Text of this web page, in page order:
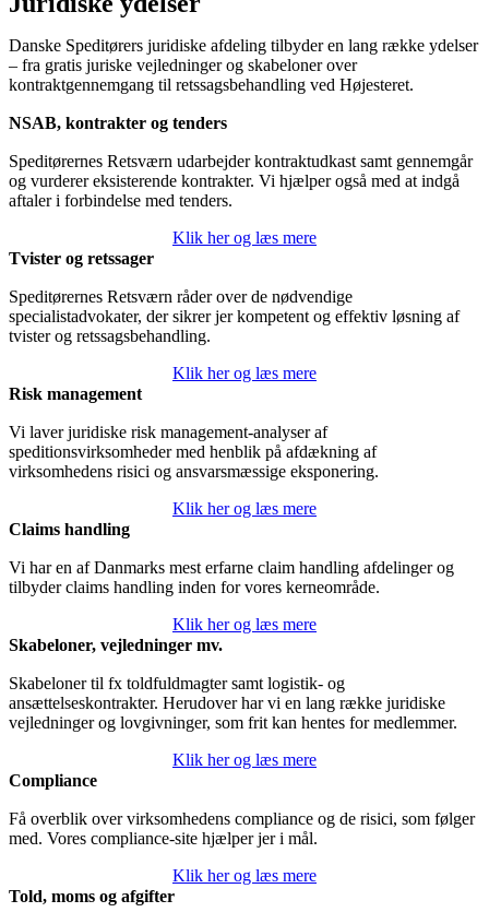
Danske Speditørers juridiske afdeling tilbyder en lang række ydelser
– fra gratis juriske vejledninger og skabeloner over
kontraktgennemgang til retssagsbehandling ved Højesteret.
NSAB, kontrakter og tenders
Speditørernes Retsværn udarbejder kontraktudkast samt gennemgår
og vurderer eksisterende kontrakter. Vi hjælper også med at indgå
aftaler i forbindelse med tenders.
Klik her og læs mere
Tvister og retssager
Speditørernes Retsværn råder over de nødvendige
specialistadvokater, der sikrer jer kompetent og effektiv løsning af
tvister og retssagsbehandling.
Klik her og læs mere
Risk management
Vi laver juridiske risk management-analyser af
speditionsvirksomheder med henblik på afdækning af
virksomhedens risici og ansvarsmæssige eksponering.
Klik her og læs mere
Claims handling
Vi har en af Danmarks mest erfarne claim handling afdelinger og
tilbyder claims handling inden for vores kerneområde.
Klik her og læs mere
Skabeloner, vejledninger mv.
Skabeloner til fx toldfuldmagter samt logistik- og
ansættelseskontrakter. Herudover har vi en lang række juridiske
vejledninger og lovgivninger, som frit kan hentes for medlemmer.
Klik her og læs mere
Compliance
Få overblik over virksomhedens compliance og de risici, som følger
med. Vores compliance-site hjælper jer i mål.
Klik her og læs mere
Told, moms og afgifter